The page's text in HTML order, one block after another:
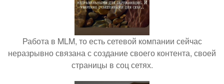
Работа в MLM, то есть сетевой компании сейчас
неразрывно связана с создание своего контента, своей
страницы в соц сетях.